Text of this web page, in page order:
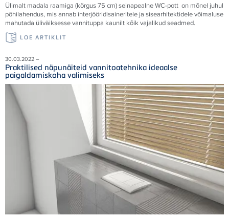
Ülimalt madala raamiga (kõrgus 75 cm) seinapealne WC-pott on mõnel juhul
põhilahendus, mis annab interjööridisaineritele ja sisearhitektidele võimaluse
mahutada üliväiksesse vannituppa kaunilt kõik vajalikud seadmed.
LOE ARTIKLIT
30.03.2022 –
Praktilised näpunäiteid vannitoatehnika ideaalse
paigaldamiskoha valimiseks